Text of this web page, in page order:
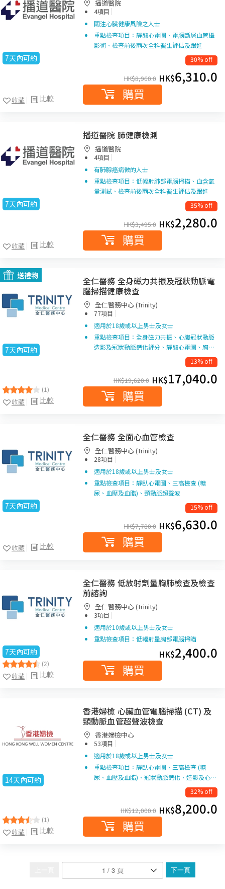
7天內可約
比較
收藏
播道醫院
4項目 |
關注心臟健康風險之人士
重點檢查項目：靜態心電圖、電腦斷層血管攝
影術、檢查前後兩次全科醫生評估及跟進
30% off
HK$8,960.0 HK$6,310.0
購買
7天內可約
比較
收藏
播道醫院 肺健康檢測
播道醫院
4項目 |
有肺腺癌病徵的人士
重點檢查項目：低幅射肺部電腦掃描、血含氧
量測試、檢查前後兩次全科醫生評估及跟進
35% off
HK$3,495.0 HK$2,280.0
購買
送禮物
7天內可約
(1)
比較
收藏
全仁醫務 全身磁力共振及冠狀動脈電
腦掃描健康檢查
全仁醫務中心 (Trinity)
77項目 |
適用於18歲或以上男士及女士
重點檢查項目：全身磁力共振、心臟冠狀動脈
造影及冠狀動脈鈣化評分、靜態心電圖、胸…
13% off
HK$19,620.0 HK$17,040.0
購買
7天內可約
比較
收藏
全仁醫務 全面心血管檢查
全仁醫務中心 (Trinity)
28項目 |
適用於18歲或以上男士及女士
重點檢查項目：靜臥心電圖、三高檢查 (糖
尿、血壓及血脂)、頸動脈超聲波
15% off
HK$7,780.0 HK$6,630.0
購買
7天內可約
(2)
比較
收藏
全仁醫務 低放射劑量胸肺檢查及檢查
前諮詢
全仁醫務中心 (Trinity)
3項目 |
適用於10歲或以上男士及女士
重點檢查項目：低輻射量胸部電腦掃瞄
HK$2,400.0
購買
14天內可約
(1)
比較
收藏
香港婦檢 心臟血管電腦掃描 (CT) 及
頸動脈血管超聲波檢查
香港婦檢中心
53項目 |
適用於18歲或以上男士及女士
重點檢查項目：靜臥心電圖、三高檢查 (糖
尿、血壓及血脂)、冠狀動脈鈣化、造影及心…
32% off
HK$12,000.0 HK$8,200.0
購買
下一頁